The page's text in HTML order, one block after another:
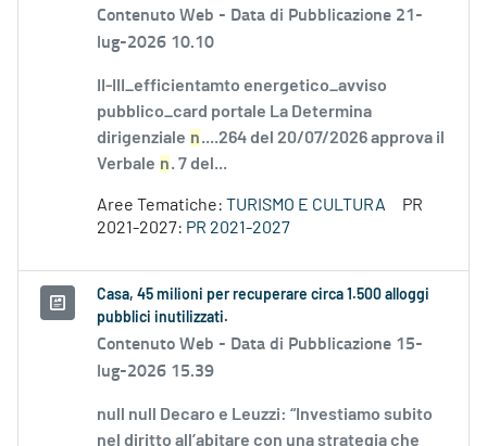
Contenuto Web - Data di Pubblicazione 21-
lug-2026 10.10
II-III_efficientamto energetico_avviso
pubblico_card portale La Determina
dirigenziale n....264 del 20/07/2026 approva il
Verbale n. 7 del...
Aree Tematiche: TURISMO E CULTURA
PR
2021-2027: PR 2021-2027
Casa, 45 milioni per recuperare circa 1.500 alloggi
pubblici inutilizzati.
Contenuto Web - Data di Pubblicazione 15-
lug-2026 15.39
null null Decaro e Leuzzi: “Investiamo subito
nel diritto all’abitare con una strategia che